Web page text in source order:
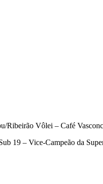
Vôlei – Café
19 – Vice-Campeão da